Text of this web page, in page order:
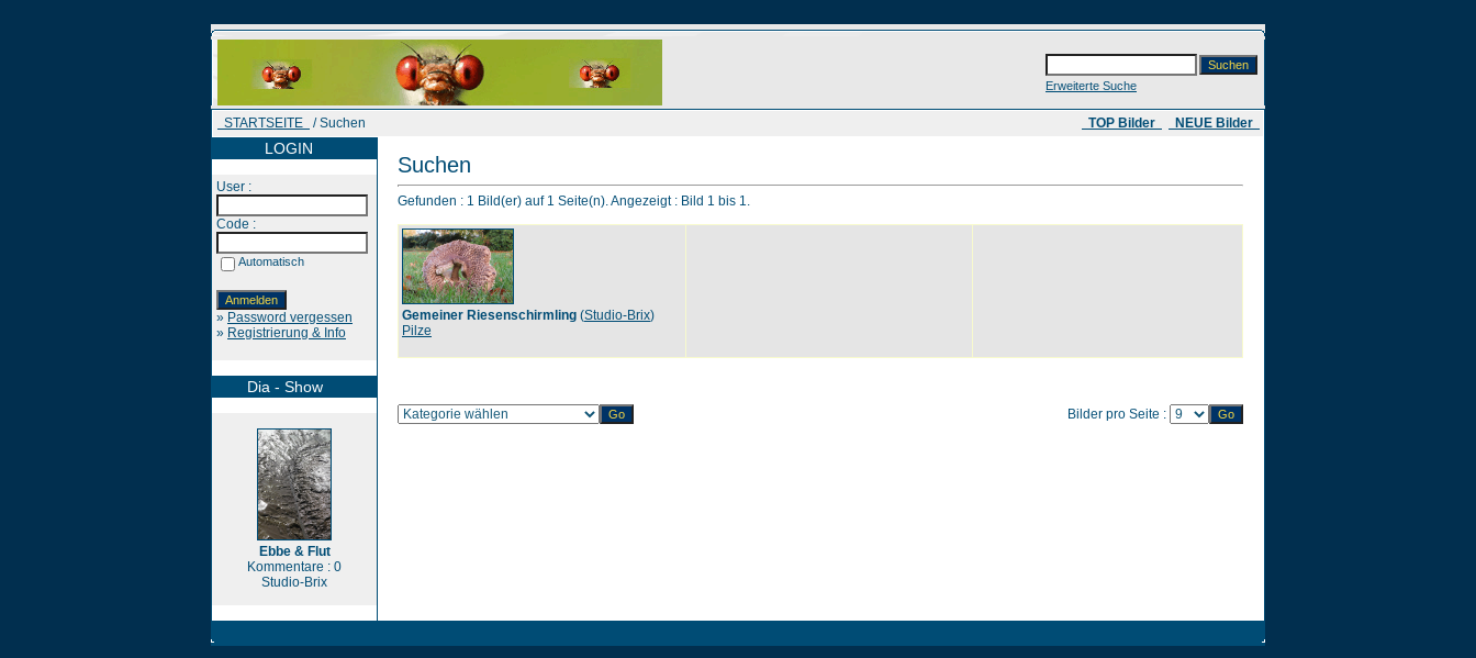
Erweiterte Suche
STARTSEITE / Suchen ​ TOP Bilder NEUE Bilder
LOGIN
User :
Code :
Automatisch
» Password vergessen
» Registrierung & Info
Dia - Show
Ebbe & Flut
Kommentare : 0
Studio-Brix
Suchen
Gefunden : 1 Bild(er) auf 1 Seite(n). Angezeigt : Bild 1 bis 1.
Gemeiner Riesenschirmling (Studio-Brix)
Pilze
Bilder pro Seite :